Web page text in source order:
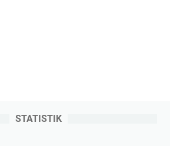
STATISTIK